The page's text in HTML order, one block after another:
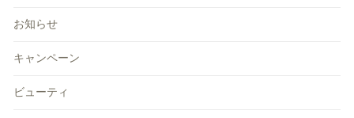
お知らせ
キャンペーン
ビューティ